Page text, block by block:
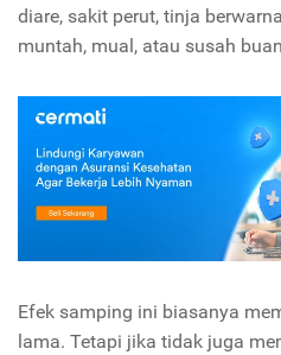
diare, sakit perut, tinja
muntah, mual, atau susah
Efek samping ini biasanya
lama. Tetapi jika tidak juga